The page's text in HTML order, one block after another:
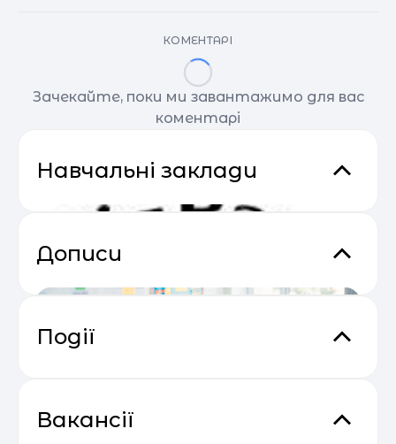
КОМЕНТАРІ
Зачекайте, поки ми завантажимо для вас
коментарі
Навчальні заклади
Дописи
Події
Вакансії